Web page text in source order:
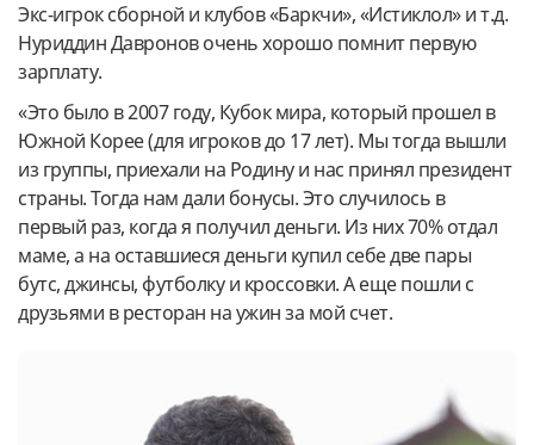
Экс-игрок сборной и клубов «Баркчи», «Истиклол» и т.д.
Нуриддин Давронов очень хорошо помнит первую
зарплату.
«Это было в 2007 году, Кубок мира, который прошел в
Южной Корее (для игроков до 17 лет). Мы тогда вышли
из группы, приехали на Родину и нас принял президент
страны. Тогда нам дали бонусы. Это случилось в
первый раз, когда я получил деньги. Из них 70% отдал
маме, а на оставшиеся деньги купил себе две пары
бутс, джинсы, футболку и кроссовки. А еще пошли с
друзьями в ресторан на ужин за мой счет.